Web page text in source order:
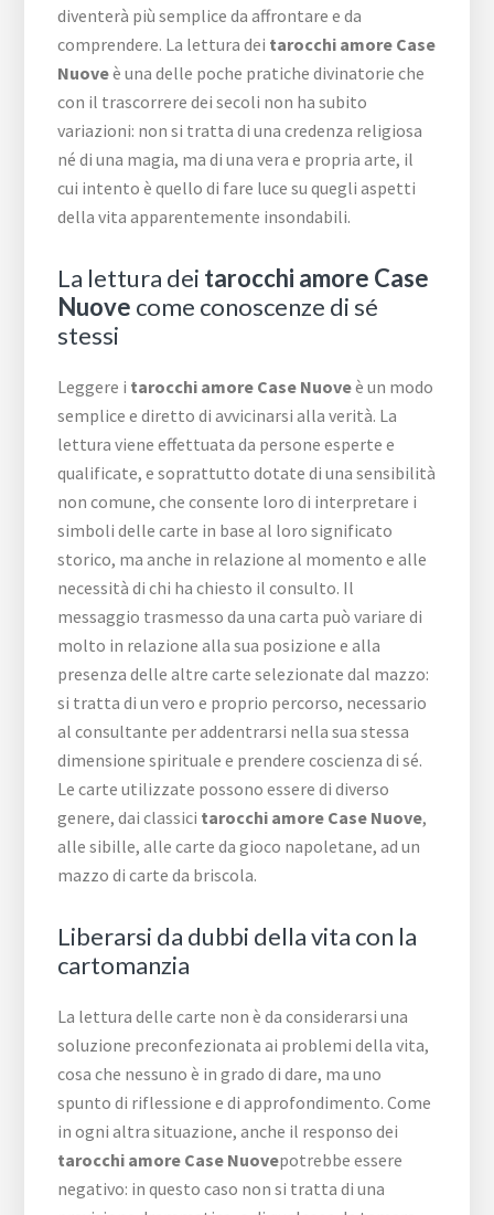
diventerà più semplice da affrontare e da
comprendere. La lettura dei tarocchi amore Case
Nuoveè una delle poche pratiche divinatorie che
con il trascorrere dei secoli non ha subito
variazioni: non si tratta di una credenza religiosa
né di una magia, ma di una vera e propria arte, il
cui intento è quello di fare luce su quegli aspetti
della vita apparentemente insondabili.
La lettura dei tarocchi amore Case
Nuove come conoscenze di sé
stessi
Leggere i tarocchi amore Case Nuoveè un modo
semplice e diretto di avvicinarsi alla verità. La
lettura viene effettuata da persone esperte e
qualificate, e soprattutto dotate di una sensibilità
non comune, che consente loro di interpretare i
simboli delle carte in base al loro significato
storico, ma anche in relazione al momento e alle
necessità di chi ha chiesto il consulto. Il
messaggio trasmesso da una carta può variare di
molto in relazione alla sua posizione e alla
presenza delle altre carte selezionate dal mazzo:
si tratta di un vero e proprio percorso, necessario
al consultante per addentrarsi nella sua stessa
dimensione spirituale e prendere coscienza di sé.
Le carte utilizzate possono essere di diverso
genere, dai classici tarocchi amore Case Nuove,
alle sibille, alle carte da gioco napoletane, ad un
mazzo di carte da briscola.
Liberarsi da dubbi della vita con la
cartomanzia
La lettura delle carte non è da considerarsi una
soluzione preconfezionata ai problemi della vita,
cosa che nessuno è in grado di dare, ma uno
spunto di riflessione e di approfondimento. Come
in ogni altra situazione, anche il responso dei
tarocchi amore Case Nuovepotrebbe essere
negativo: in questo caso non si tratta di una